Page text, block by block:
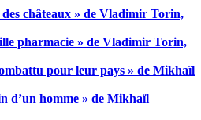
des châteaux » de Vladimir Torin,
pharmacie » de Vladimir Torin,
pour leur pays » de Mikhaïl
d’un homme » de Mikhaïl